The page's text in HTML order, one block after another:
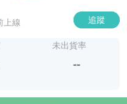
上線 追蹤
未出貨率
--